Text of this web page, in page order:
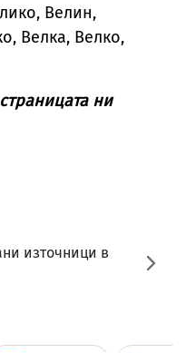
Велин,
Велка, Велко,
ни
източници в